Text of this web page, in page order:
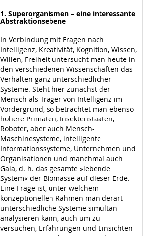
1. Superorganismen – eine interessante
Abstraktionsebene
In Verbindung mit Fragen nach
Intelligenz, Kreativität, Kognition, Wissen,
Willen, Freiheit untersucht man heute in
den verschiedenen Wissenschaften das
Verhalten ganz unterschiedlicher
Systeme. Steht hier zunächst der
Mensch als Träger von Intelligenz im
Vordergrund, so betrachtet man ebenso
höhere Primaten, Insektenstaaten,
Roboter, aber auch Mensch-
Maschinesysteme, intelligente
Informationssysteme, Unternehmen und
Organisationen und manchmal auch
Gaia, d. h. das gesamte »lebende
System« der Biomasse auf dieser Erde.
Eine Frage ist, unter welchem
konzeptionellen Rahmen man derart
unterschiedliche Systeme simultan
analysieren kann, auch um zu
versuchen, Erfahrungen und Einsichten